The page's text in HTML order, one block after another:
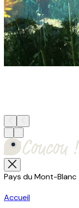
Pays du Mont-Blanc
Accueil